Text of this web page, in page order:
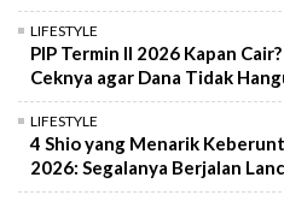
LIFESTYLE
PIP Termin II 2026 Kapan
Ceknya agar Dana Tidak
LIFESTYLE
4 Shio yang Menarik
2026: Segalanya Berjalan